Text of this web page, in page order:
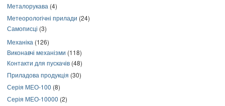
Металорукава (4)
Метеорологічні прилади (24)
Самописці (3)
Механіка (126)
Виконавчі механізми (118)
Контакти для пускачів (48)
Приладова продукція (30)
Серія МЕО-100 (8)
Серія МЕО-10000 (2)